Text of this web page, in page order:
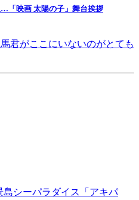
「映画 太陽の子」舞台挨拶
君がここにいないのがとても
島シーパラダイス「アキパ